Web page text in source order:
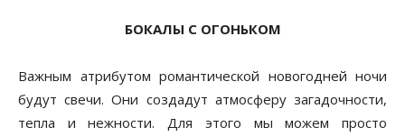
БОКАЛЫ С ОГОНЬКОМ
Важным атрибутом романтической новогодней ночи
будут свечи. Они создадут атмосферу загадочности,
тепла и нежности. Для этого мы можем просто